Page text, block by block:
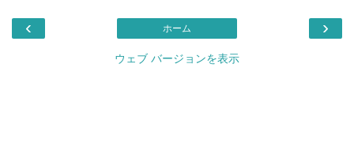
‹ ›
ホーム
ウェブ バージョンを表示